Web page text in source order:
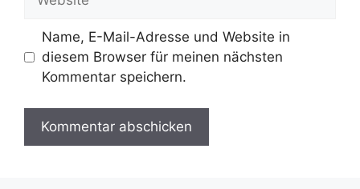
Name, E-Mail-Adresse und Website in
diesem Browser für meinen nächsten
Kommentar speichern.